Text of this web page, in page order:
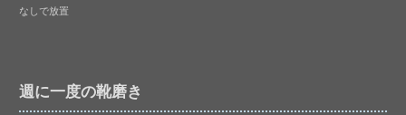
なしで放置
週に一度の靴磨き